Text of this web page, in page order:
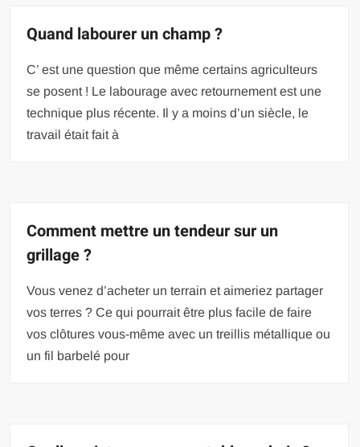
Quand labourer un champ ?
C’ est une question que même certains agriculteurs
se posent ! Le labourage avec retournement est une
technique plus récente. Il y a moins d’un siècle, le
travail était fait à
Comment mettre un tendeur sur un
grillage ?
Vous venez d’acheter un terrain et aimeriez partager
vos terres ? Ce qui pourrait être plus facile de faire
vos clôtures vous-même avec un treillis métallique ou
un fil barbelé pour